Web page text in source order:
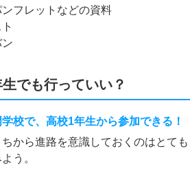
ンフレットなどの資料
ン
でも行っていい？
校で、高校1年生から参加できる！
から進路を意識しておくのはとて
う。